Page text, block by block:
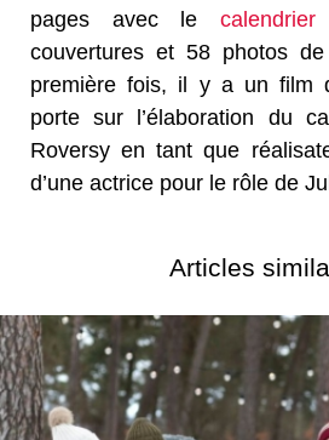
pages avec lecalendrier
couvertures et 58 photos
première fois, il y a un film
porte sur l’élaboration du
Roversy en tant que
d’une actrice pour le rôle de
Articles